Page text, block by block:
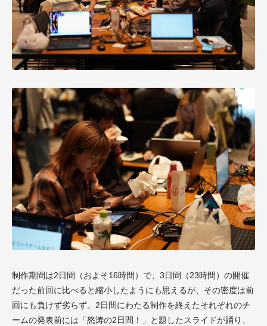
制作期間は2日間（およそ16時間）で、3日間（23時間）の開催
だった前回に比べると縮小したようにも思えるが、その密度は前
回にも負けず劣らず。2日間にわたる制作を終えたそれぞれのチ
ームの発表前には「怒涛の2日間！」と題したスライドが踊り、